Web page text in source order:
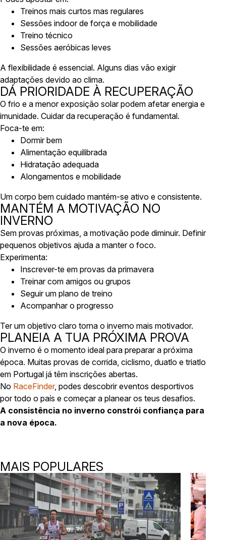
Treinos mais curtos mas regulares
Sessões indoor de força e mobilidade
Treino técnico
Sessões aeróbicas leves
A flexibilidade é essencial. Alguns dias vão exigir
adaptações devido ao clima.
DÁ PRIORIDADE À RECUPERAÇÃO
O frio e a menor exposição solar podem afetar energia e
imunidade. Cuidar da recuperação é fundamental.
Foca-te em:
Dormir bem
Alimentação equilibrada
Hidratação adequada
Alongamentos e mobilidade
Um corpo bem cuidado mantém-se ativo e consistente.
MANTÉM A MOTIVAÇÃO NO
INVERNO
Sem provas próximas, a motivação pode diminuir. Definir
pequenos objetivos ajuda a manter o foco.
Experimenta:
Inscrever-te em provas da primavera
Treinar com amigos ou grupos
Seguir um plano de treino
Acompanhar o progresso
Ter um objetivo claro torna o inverno mais motivador.
PLANEIA A TUA PRÓXIMA PROVA
O inverno é o momento ideal para preparar a próxima
época. Muitas provas de corrida, ciclismo, duatlo e triatlo
em Portugal já têm inscrições abertas.
No RaceFinder, podes descobrir eventos desportivos
por todo o país e começar a planear os teus desafios.
A consistência no inverno constrói confiança para
a nova época.
MAIS POPULARES